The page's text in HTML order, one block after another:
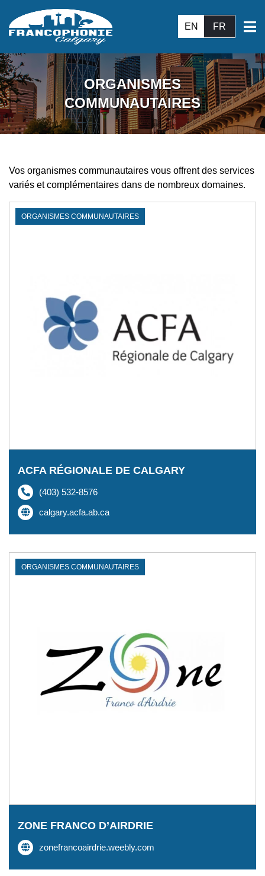
EN FR
ORGANISMES
COMMUNAUTAIRES
Vos organismes communautaires vous offrent des services
variés et complémentaires dans de nombreux domaines.
ORGANISMES COMMUNAUTAIRES
ACFA RÉGIONALE DE CALGARY
(403) 532-8576
calgary.acfa.ab.ca
ORGANISMES COMMUNAUTAIRES
ZONE FRANCO D’AIRDRIE
zonefrancoairdrie.weebly.com